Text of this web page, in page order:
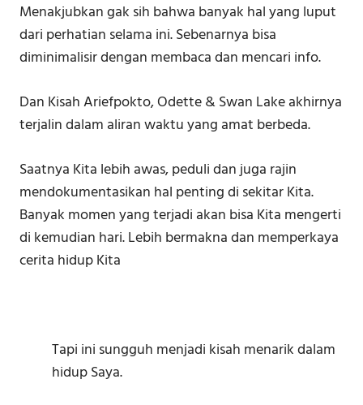
Menakjubkan gak sih bahwa banyak hal yang luput
dari perhatian selama ini. Sebenarnya bisa
diminimalisir dengan membaca dan mencari info.
Dan Kisah Ariefpokto, Odette & Swan Lake akhirnya
terjalin dalam aliran waktu yang amat berbeda.
Saatnya Kita lebih awas, peduli dan juga rajin
mendokumentasikan hal penting di sekitar Kita.
Banyak momen yang terjadi akan bisa Kita mengerti
di kemudian hari. Lebih bermakna dan memperkaya
cerita hidup Kita
Tapi ini sungguh menjadi kisah menarik dalam
hidup Saya.